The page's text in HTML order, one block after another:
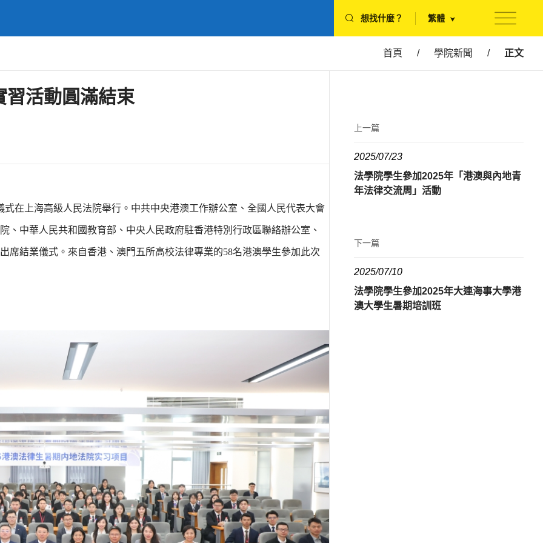
想找什麼？ 繁體
首頁 / 學院新聞 / 正文
習活動圓滿結束
在上海高級人民法院舉行。中共中央港澳工作辦公室、全國人民代表大會
、中華人民共和國教育部、中央人民政府駐香港特別行政區聯絡辦公室、
席結業儀式。來自香港、澳門五所高校法律專業的58名港澳學生參加此次
上一篇
2025/07/23
法學院學生參加2025年「港澳與內地青
年法律交流周」活動
下一篇
2025/07/10
法學院學生參加2025年大連海事大學港
澳大學生暑期培訓班